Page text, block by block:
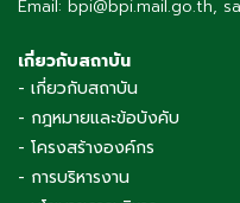
Email: bpi@bpi.mail.go.th,
เกี่ยวกับสถาบัน
- เกี่ยวกับสถาบัน
- กฎหมายและข้อบังคับ
- โครงสร้างองค์กร
- การบริหารงาน